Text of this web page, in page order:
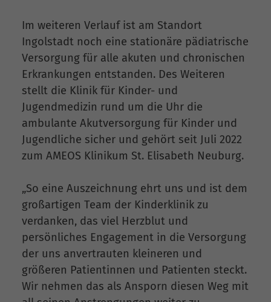
Im weiteren Verlauf ist am Standort
Ingolstadt noch eine stationäre pädiatrische
Versorgung für alle akuten und chronischen
Erkrankungen entstanden. Des Weiteren
stellt die Klinik für Kinder- und
Jugendmedizin rund um die Uhr die
ambulante Akutversorgung für Kinder und
Jugendliche sicher und gehört seit Juli 2022
zum AMEOS Klinikum St. Elisabeth Neuburg.
„So eine Auszeichnung ehrt uns und ist dem
großartigen Team der Kinderklinik zu
verdanken, das viel Herzblut und
persönliches Engagement in die Versorgung
der uns anvertrauten kleineren und
größeren Patientinnen und Patienten steckt.
Wir nehmen das als Ansporn diesen Weg mit